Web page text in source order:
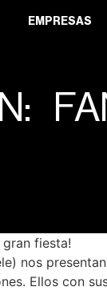
EMPRESAS
fiesta!
nos
Ellos con